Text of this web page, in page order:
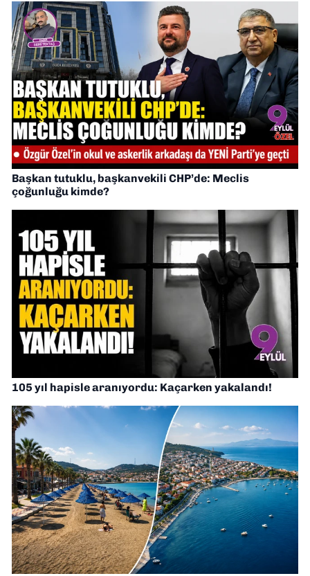
Başkan tutuklu, başkanvekili CHP’de: Meclis
çoğunluğu kimde?
105 yıl hapisle aranıyordu: Kaçarken yakalandı!